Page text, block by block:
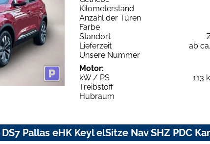
Kilometerstand
Anzahl der Türen
Farbe
Standort
Lieferzeit
ab
Unsere Nummer
Motor:
kW / PS
113
Treibstoff
Hubraum
Pallas eHK Keyl elSitze Nav SHZ PDC